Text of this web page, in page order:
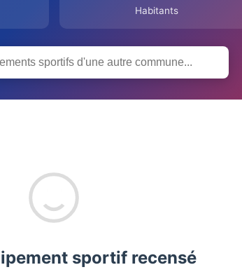
Habitants
sportif recensé